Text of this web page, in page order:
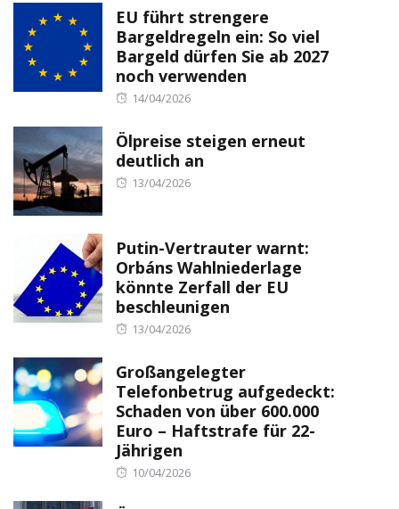
EU führt strengere
Bargeldregeln ein: So viel
Bargeld dürfen Sie ab 2027
noch verwenden
Posted
14/04/2026
Ölpreise steigen erneut
deutlich an
Posted
13/04/2026
Putin-Vertrauter warnt:
Orbáns Wahlniederlage
könnte Zerfall der EU
beschleunigen
Posted
13/04/2026
Großangelegter
Telefonbetrug aufgedeckt:
Schaden von über 600.000
Euro – Haftstrafe für 22-
Jährigen
Posted
10/04/2026